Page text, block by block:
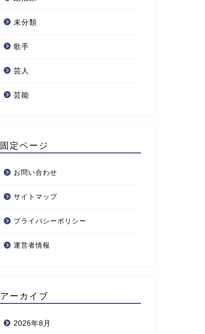
未分類
歌手
芸人
芸能
固定ページ
お問い合わせ
サイトマップ
プライバシーポリシー
運営者情報
アーカイブ
2026年8月